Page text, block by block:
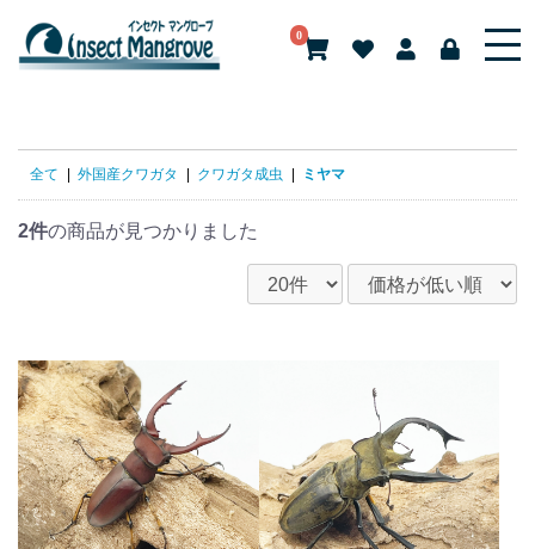
0
全て 外国産クワガタ クワガタ成虫 ミヤマ
2件の商品が見つかりました